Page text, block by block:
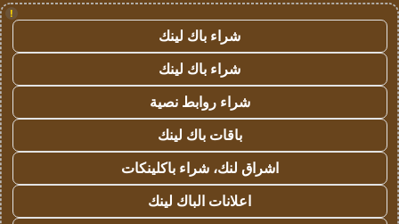
!
شراء باك لينك
شراء باك لينك
شراء روابط نصية
باقات باك لينك
اشراق لنك، شراء باكلينكات
اعلانات الباك لينك